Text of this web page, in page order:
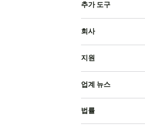
추가 도구
회사
지원
업계 뉴스
법률